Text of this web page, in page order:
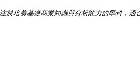
於培養基礎商業知識與分析能力的學科，